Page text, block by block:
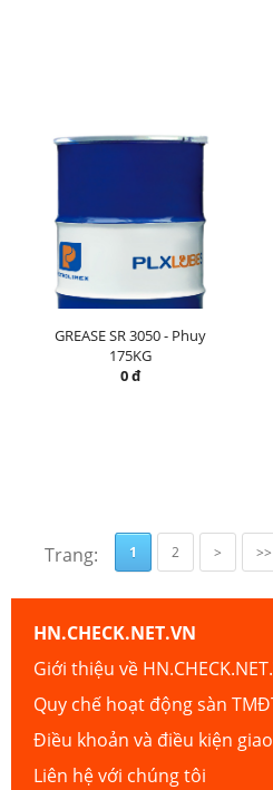
GREASE SR 3050 - Phuy
175KG
0 đ
Trang: 1 2 > >>
HN.CHECK.NET.VN
Giới thiệu về
Quy chế hoạt động sàn
Điều khoản và điều kiện
Liên hệ với chúng tôi